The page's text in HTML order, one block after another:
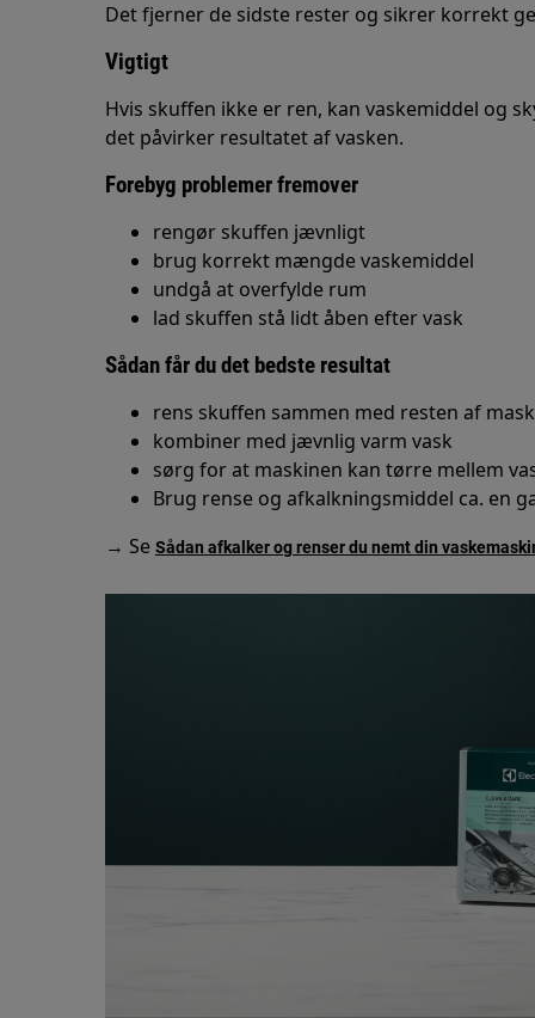
Det fjerner de sidste rester og sikrer korrekt
Vigtigt
Hvis skuffen ikke er ren, kan vaskemiddel og
det påvirker resultatet af vasken.
Forebyg problemer fremover
rengør skuffen jævnligt
brug korrekt mængde vaskemiddel
undgå at overfylde rum
lad skuffen stå lidt åben efter vask
Sådan får du det bedste resultat
rens skuffen sammen med resten af
kombiner med jævnlig varm vask
sørg for at maskinen kan tørre mellem
Brug rense og afkalkningsmiddel ca. en
→ Se Sådan afkalker og renser du nemt din